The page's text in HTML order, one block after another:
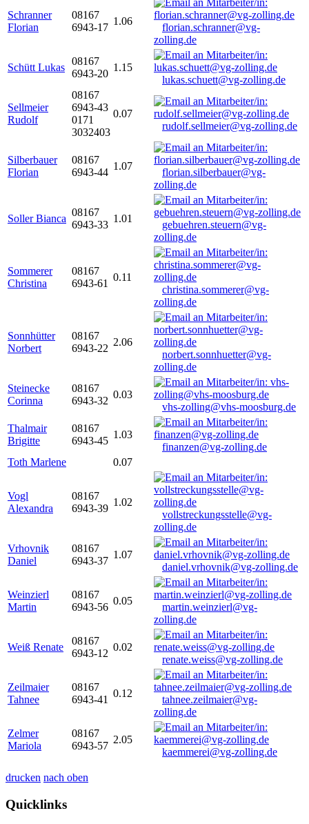
Schranner
Florian
08167
6943-17
1.06
florian.schranner@vg-
zolling.de
Schütt Lukas
08167
6943-20
1.15
lukas.schuett@vg-zolling.de
Sellmeier
Rudolf
08167
6943-43
0171
3032403
0.07
rudolf.sellmeier@vg-zolling.de
Silberbauer
Florian
08167
6943-44
1.07
florian.silberbauer@vg-
zolling.de
Soller Bianca
08167
6943-33
1.01
gebuehren.steuern@vg-
zolling.de
Sommerer
Christina
08167
6943-61
0.11
christina.sommerer@vg-
zolling.de
Sonnhütter
Norbert
08167
6943-22
2.06
norbert.sonnhuetter@vg-
zolling.de
Steinecke
Corinna
08167
6943-32
0.03
vhs-zolling@vhs-moosburg.de
Thalmair
Brigitte
08167
6943-45
1.03
finanzen@vg-zolling.de
Toth Marlene
0.07
Vogl
Alexandra
08167
6943-39
1.02
vollstreckungsstelle@vg-
zolling.de
Vrhovnik
Daniel
08167
6943-37
1.07
daniel.vrhovnik@vg-zolling.de
Weinzierl
Martin
08167
6943-56
0.05
martin.weinzierl@vg-
zolling.de
Weiß Renate
08167
6943-12
0.02
renate.weiss@vg-zolling.de
Zeilmaier
Tahnee
08167
6943-41
0.12
tahnee.zeilmaier@vg-
zolling.de
Zelmer
Mariola
08167
6943-57
2.05
kaemmerei@vg-zolling.de
drucken nach oben
Quicklinks